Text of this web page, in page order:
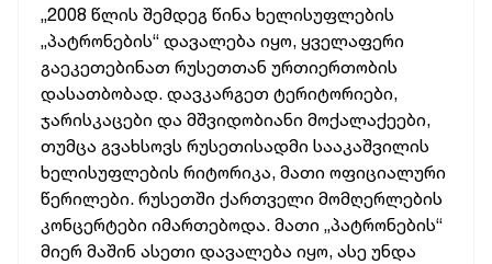
„2008 წლის შემდეგ წინა ხელისუფლების
„პატრონების“ დავალება იყო, ყველაფერი
გაეკეთებინათ რუსეთთან ურთიერთობის
დასათბობად. დავკარგეთ ტერიტორიები,
ჯარისკაცები და მშვიდობიანი მოქალაქეები,
თუმცა გვახსოვს რუსეთისადმი სააკაშვილის
ხელისუფლების რიტორიკა, მათი ოფიციალური
წერილები. რუსეთში ქართველი მომღერლების
კონცერტები იმართებოდა. მათი „პატრონების“
მიერ მაშინ ასეთი დავალება იყო, ასე უნდა